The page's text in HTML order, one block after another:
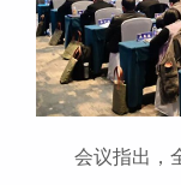
会议指出，